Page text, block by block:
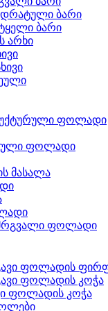
ბარი
ბარი
არხი
ფოლადი
ფოლადი
მასალა
ფოლადი
ფოლადის
ფოლადის კოჭა
ფოლადის კოჭა